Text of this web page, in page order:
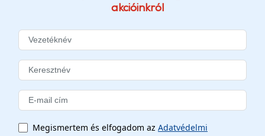
akcióinkról
Megismertem és elfogadom az Adatvédelmi